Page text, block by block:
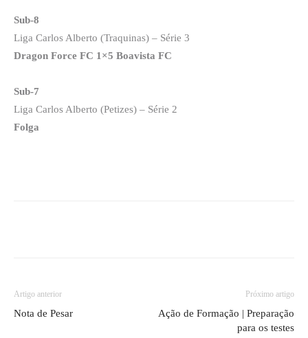
Sub-8
Liga Carlos Alberto (Traquinas) – Série 3
Dragon Force FC 1×5 Boavista FC
Sub-7
Liga Carlos Alberto (Petizes) – Série 2
Folga
Artigo anterior
Nota de Pesar
Próximo artigo
Ação de Formação | Preparação
para os testes